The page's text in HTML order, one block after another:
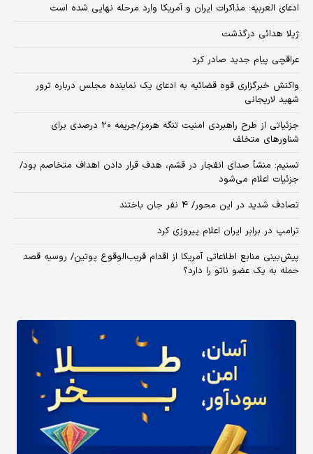
ادعای العربیه: مذاکرات ایران و آمریکا وارد مرحله نهایی شده است
ژیلا هدائی درگذشت
عراقچی پیام جدید صادر کرد
واکنش خبرگزاری قوه قضائیه به ادعای یک نماینده مجلس درباره ترور
شهید لاریجانی
جزئیاتی از طرح راهبردی امنیت تنگه هرمز/جریمه ۲۰ درصدی برای
شناورهای متخلف
تسنیم: منشأ صدای انفجار در قشم، هدف قرار دادن اهداف متخاصم بود/
جزئیات اعلام می‌شود
تصادف شدید در این محور/ ۴ نفر جان باختند
ترامپ در برابر ایران اعلام پیروزی کرد
پیش‌بینی منابع اطلاعاتی آمریکا از اقدام قریب‌الوقوع پوتین/ روسیه قصد
حمله به یک عضو ناتو را دارد؟